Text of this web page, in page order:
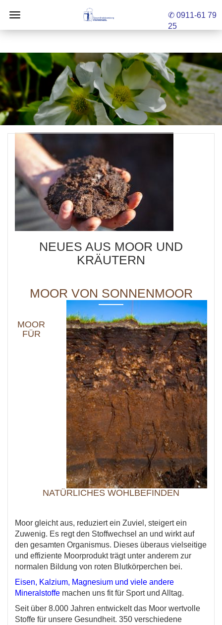
✆ 0911-61 79
25
NEUES AUS MOOR UND
KRÄUTERN
MOOR VON SONNENMOOR
MOOR
FÜR
NATÜRLICHES WOHLBEFINDEN
Moor gleicht aus, reduziert ein Zuviel, steigert ein
Zuwenig. Es regt den Stoffwechsel an und wirkt auf
den gesamten Organismus. Dieses überaus vielseitige
und effiziente Moorprodukt trägt unter anderem zur
normalen Bildung von roten Blutkörperchen bei.
Eisen, Kalzium, Magnesium und viele andere
Mineralstoffe machen uns fit für Sport und Alltag.
Seit über 8.000 Jahren entwickelt das Moor wertvolle
Stoffe für unsere Gesundheit. 350 verschiedene